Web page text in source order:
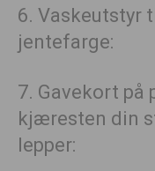
6. Vaskeutstyr
jentefarge:
7. Gavekort på
kjæresten din
lepper: